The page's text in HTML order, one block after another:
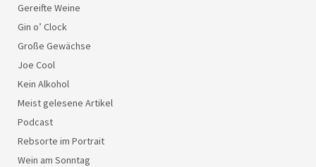
Gereifte Weine
Gin o’ Clock
Große Gewächse
Joe Cool
Kein Alkohol
Meist gelesene Artikel
Podcast
Rebsorte im Portrait
Wein am Sonntag